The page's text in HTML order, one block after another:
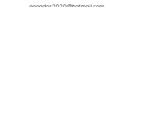
anoados2020@hotmail.com